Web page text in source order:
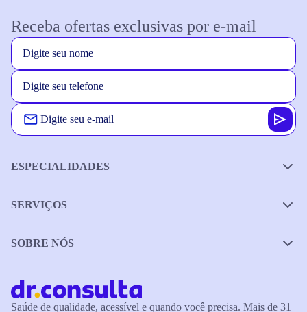
Receba ofertas exclusivas por e-mail
ESPECIALIDADES
SERVIÇOS
SOBRE NÓS
Saúde de qualidade, acessível e quando você precisa. Mais de 31